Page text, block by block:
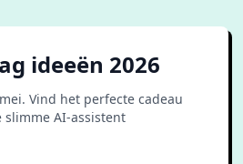
ideeën 2026
Vind het perfecte cadeau
slimme AI-assistent